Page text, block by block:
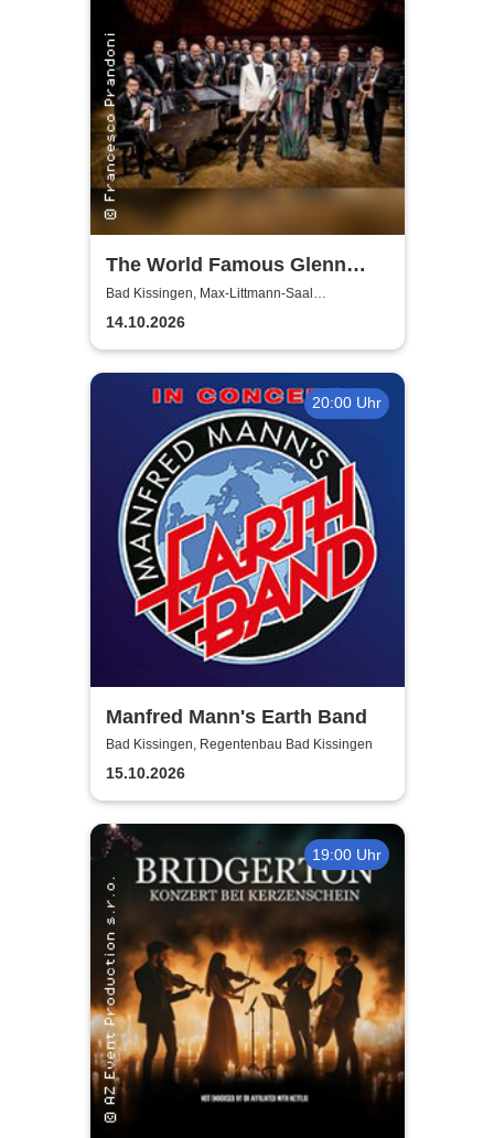
The World Famous Glenn
Miller Orchestra
Bad Kissingen, Max-Littmann-Saal
(Regentenbau)
14.10.2026
20:00 Uhr
Manfred Mann's Earth Band
Bad Kissingen, Regentenbau Bad Kissingen
15.10.2026
19:00 Uhr